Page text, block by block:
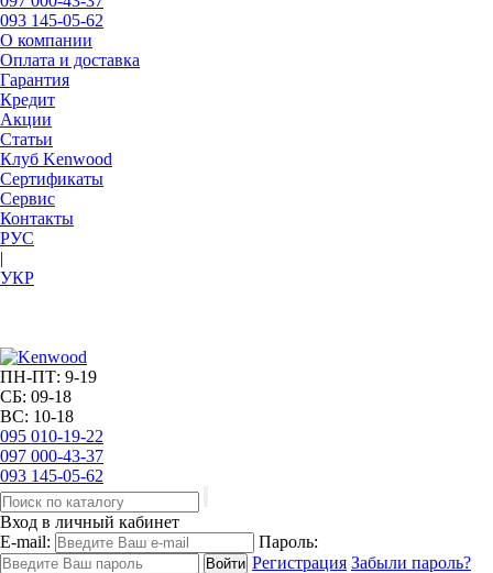
093 145-05-62
О компании
Оплата и доставка
Гарантия
Кредит
Акции
Статьи
Клуб Kenwood
Сертификаты
Сервис
Контакты
РУC
|
УКР
ПН-ПТ: 9-19
СБ: 09-18
ВС: 10-18
095 010-19-22
097 000-43-37
093 145-05-62
Вход в личный кабинет
E-mail:
Пароль:
Регистрация Забыли пароль?